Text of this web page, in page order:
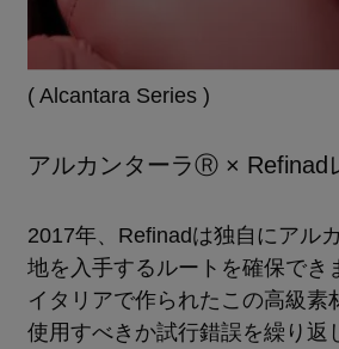
( Alcantara Series )
アルカンターラⓇ × Refinad
2017年、Refinadは独自にアル
地を入手するルートを確保でき
イタリアで作られたこの高級素
使用すべきか試行錯誤を繰り返